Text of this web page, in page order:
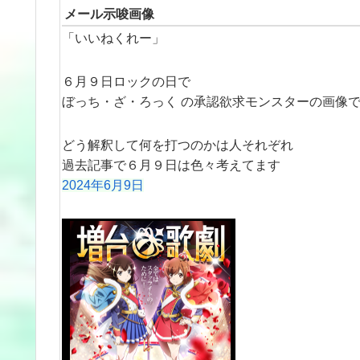
メール示唆画像
「いいねくれー」
６月９日ロックの日で
ぼっち・ざ・ろっく の承認欲求モンスターの画像
どう解釈して何を打つのかは人それぞれ
過去記事で６月９日は色々考えてます
2024年6月9日